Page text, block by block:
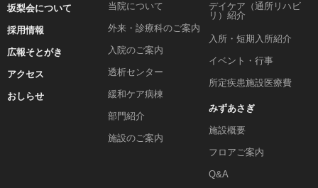
坂梨会について
採用情報
広報そとがき
アクセス
おしらせ
当院について
外来・診療科のご案内
入院のご案内
透析センター
緩和ケア病棟
部門紹介
施設のご案内
デイケア（通所リハビ
リ）紹介
入所・短期入所紹介
イベント・行事
所定疾患施設医療費
みずあさぎ
施設概要
フロアご案内
Q&A